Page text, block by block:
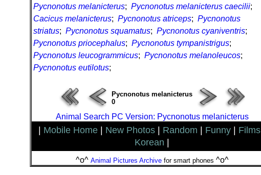
Pycnonotus melanicterus; Pycnonotus melanicterus caecilii;
Cacicus melanicterus; Pycnonotus atriceps; Pycnonotus
striatus; Pycnonotus squamatus; Pycnonotus cyaniventris;
Pycnonotus priocephalus; Pycnonotus tympanistrigus;
Pycnonotus leucogrammicus; Pycnonotus melanoleucos;
Pycnonotus eutilotus;
Pycnonotus melanicterus
0
Animal Search PC Version: Pycnonotus melanicterus
Mobile Home New Photos Random Funny Films
Korean
^o^ Animal Pictures Archivefor smart phones ^o^